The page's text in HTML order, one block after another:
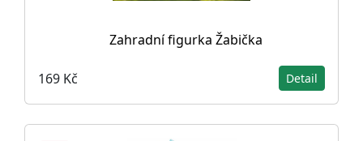
Zahradní figurka Žabička
169 Kč Detail